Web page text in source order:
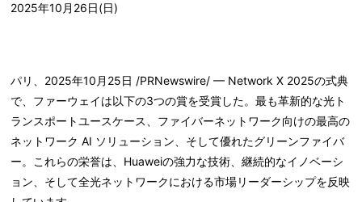
2025年10月26日(日)
パリ、2025年10月25日 /PRNewswire/ — Network X 2025の式典
で、ファーウェイは以下の3つの賞を受賞した。最も革新的な光ト
ランスポートユースケース、ファイバーネットワーク向けの最高の
ネットワーク AI ソリューション、そして優れたグリーンファイバ
ー。これらの栄誉は、Huaweiの強力な技術、継続的なイノベーシ
ョン、そして全光ネットワークにおける市場リーダーシップを反映